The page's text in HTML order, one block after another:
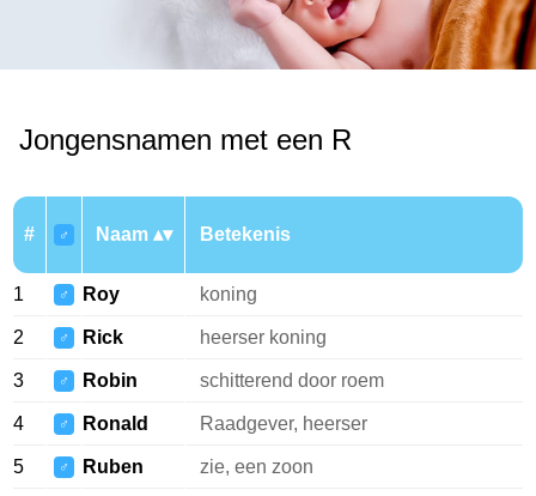
Jongensnamen met een R
# ♂ Naam Betekenis
1 ♂ Roy koning
2 ♂ Rick heerser koning
3 ♂ Robin schitterend door roem
4 ♂ Ronald Raadgever, heerser
5 ♂ Ruben zie, een zoon